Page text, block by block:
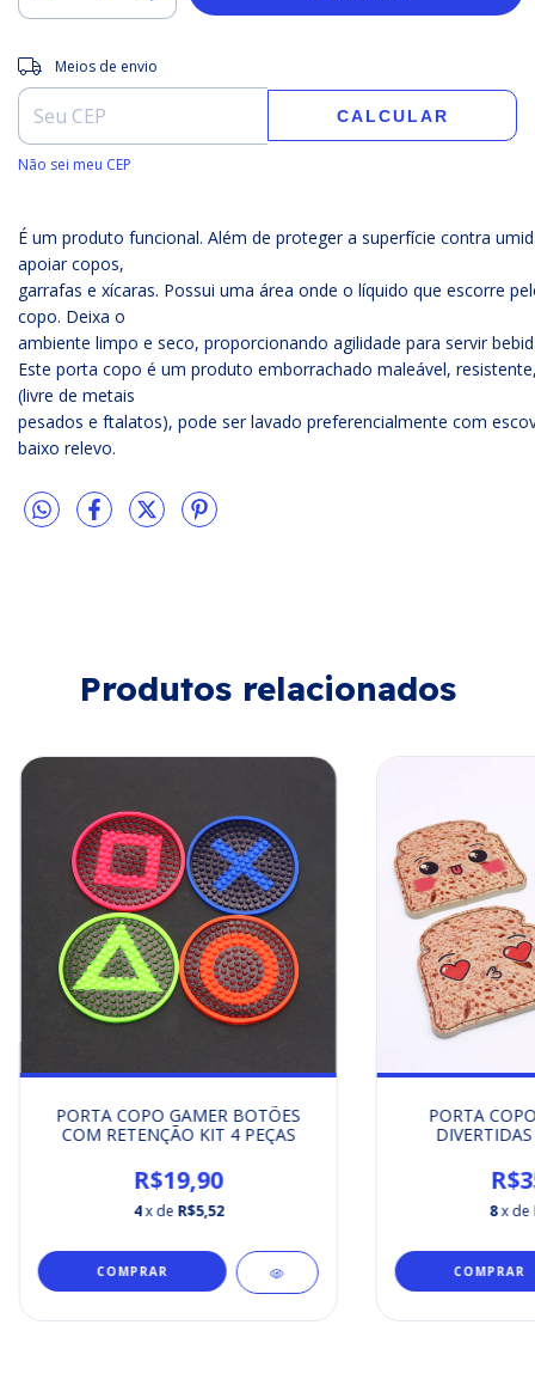
Entregas para o CEP:
Meios de envio
CALCULAR
Não sei meu CEP
É um produto funcional. Além de proteger a superfície contra
apoiar copos,
garrafas e xícaras. Possui uma área onde o líquido que escorre
copo. Deixa o
ambiente limpo e seco, proporcionando agilidade para servir
Este porta copo é um produto emborrachado maleável,
(livre de metais
pesados e ftalatos), pode ser lavado preferencialmente com
baixo relevo.
Produtos relacionados
PORTA COPO GAMER BOTÕES
COM RETENÇÃO KIT 4 PEÇAS
R$19,90
4x de R$5,52
PORTA
8x de